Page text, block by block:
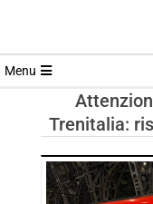
Menu
Trenitalia: